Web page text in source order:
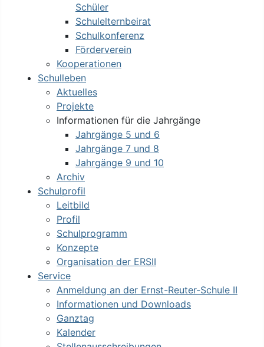
Schüler
Schulelternbeirat
Schulkonferenz
Förderverein
Kooperationen
Schulleben
Aktuelles
Projekte
Informationen für die Jahrgänge
Jahrgänge 5 und 6
Jahrgänge 7 und 8
Jahrgänge 9 und 10
Archiv
Schulprofil
Leitbild
Profil
Schulprogramm
Konzepte
Organisation der ERSII
Service
Anmeldung an der Ernst-Reuter-Schule II
Informationen und Downloads
Ganztag
Kalender